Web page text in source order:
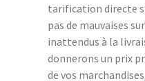
tarification directe
pas de mauvaises
inattendus à la
donnerons un prix
de vos